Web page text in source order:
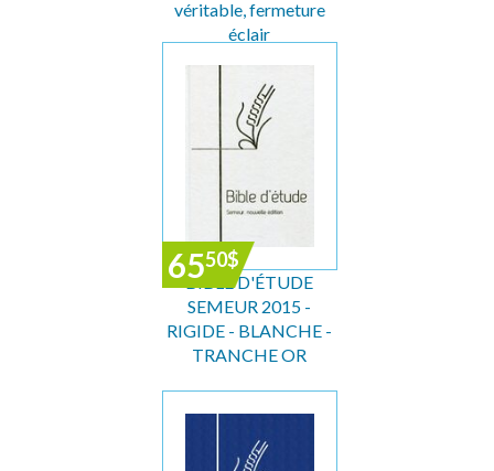
véritable, fermeture
éclair
6550$
BIBLE D'ÉTUDE
SEMEUR 2015 -
RIGIDE - BLANCHE -
TRANCHE OR